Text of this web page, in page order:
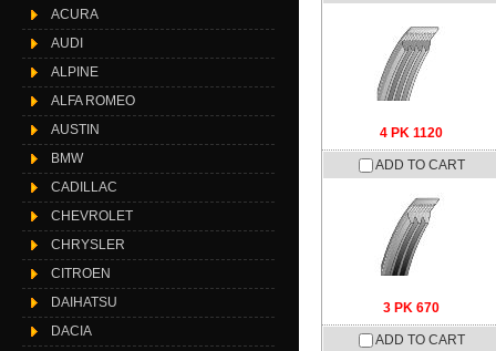
4 PK 1120
ADD TO CART
3 PK 670
ADD TO CART
ACURA
AUDI
ALPINE
ALFA ROMEO
AUSTIN
BMW
CADILLAC
CHEVROLET
CHRYSLER
CITROEN
DAIHATSU
DACIA